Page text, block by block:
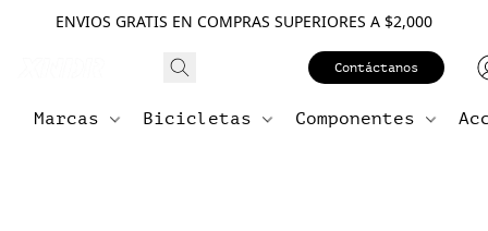
ENVIOS GRATIS EN COMPRAS SUPERIORES A $2,000
Contáctanos
Marcas Bicicletas Componentes